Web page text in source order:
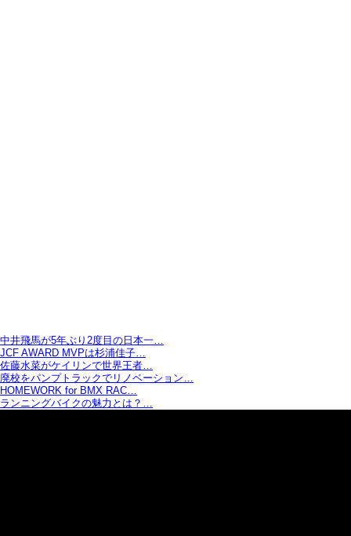
中井飛馬が5年ぶり2度目の日本一…
JCF AWARD MVPは杉浦佳子…
佐藤水菜がケイリンで世界王者…
廃校をパンプトラックでリノベーション…
HOMEWORK for BMX RAC…
ランニングバイクの魅力とは？…